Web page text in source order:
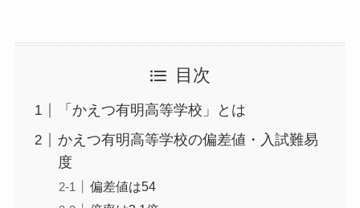
目次
「かえつ有明高等学校」とは
かえつ有明高等学校の偏差値・入試難易
度
偏差値は54